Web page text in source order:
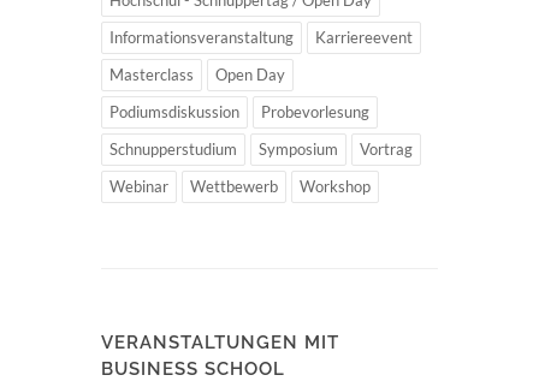
Informationsveranstaltung
Karriereevent
Masterclass
Open Day
Podiumsdiskussion
Probevorlesung
Schnupperstudium
Symposium
Vortrag
Webinar
Wettbewerb Workshop
VERANSTALTUNGEN MIT
BUSINESS SCHOOL